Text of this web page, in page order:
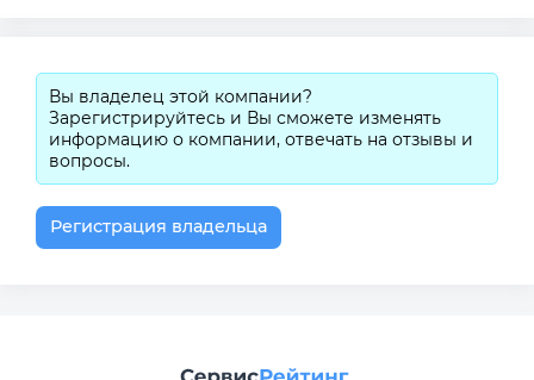
Вы владелец этой компании?
Зарегистрируйтесь и Вы сможете изменять
информацию о компании, отвечать на отзывы и
вопросы.
Регистрация владельца